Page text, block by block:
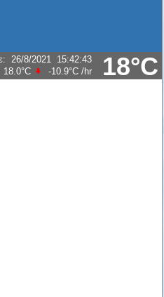
18°C
: 26/8/2021 15:42:43
18.0°C -10.9°C /hr